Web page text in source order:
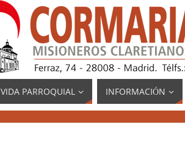
VIDA PARROQUIAL INFORMACIÓN